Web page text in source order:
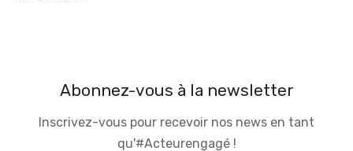
Abonnez-vous à la newsletter
Inscrivez-vous pour recevoir nos news en tant
qu'#Acteurengagé !